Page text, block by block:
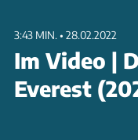
3:43 MIN. • 28.02.2022
Im Video |
Everest